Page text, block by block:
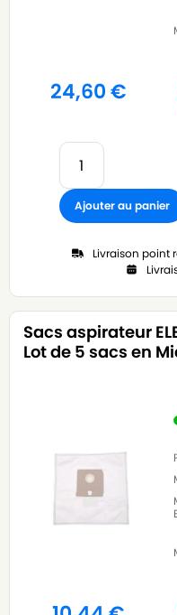
24,60€
Ajouter au panier
Livraison point
Sacs aspirateur
Lot de 5 sacs en